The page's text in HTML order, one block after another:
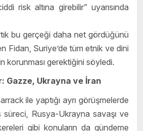
risk altına girebilir” uyarısında
bu gerçeği daha net gördüğünü
Fidan, Suriye’de tüm etnik ve dini
korunması gerektiğini söyledi.
Gazze, Ukrayna ve İran
ile yaptığı ayrı görüşmelerde
süreci, Rusya-Ukrayna savaşı ve
gibi konuların da gündeme